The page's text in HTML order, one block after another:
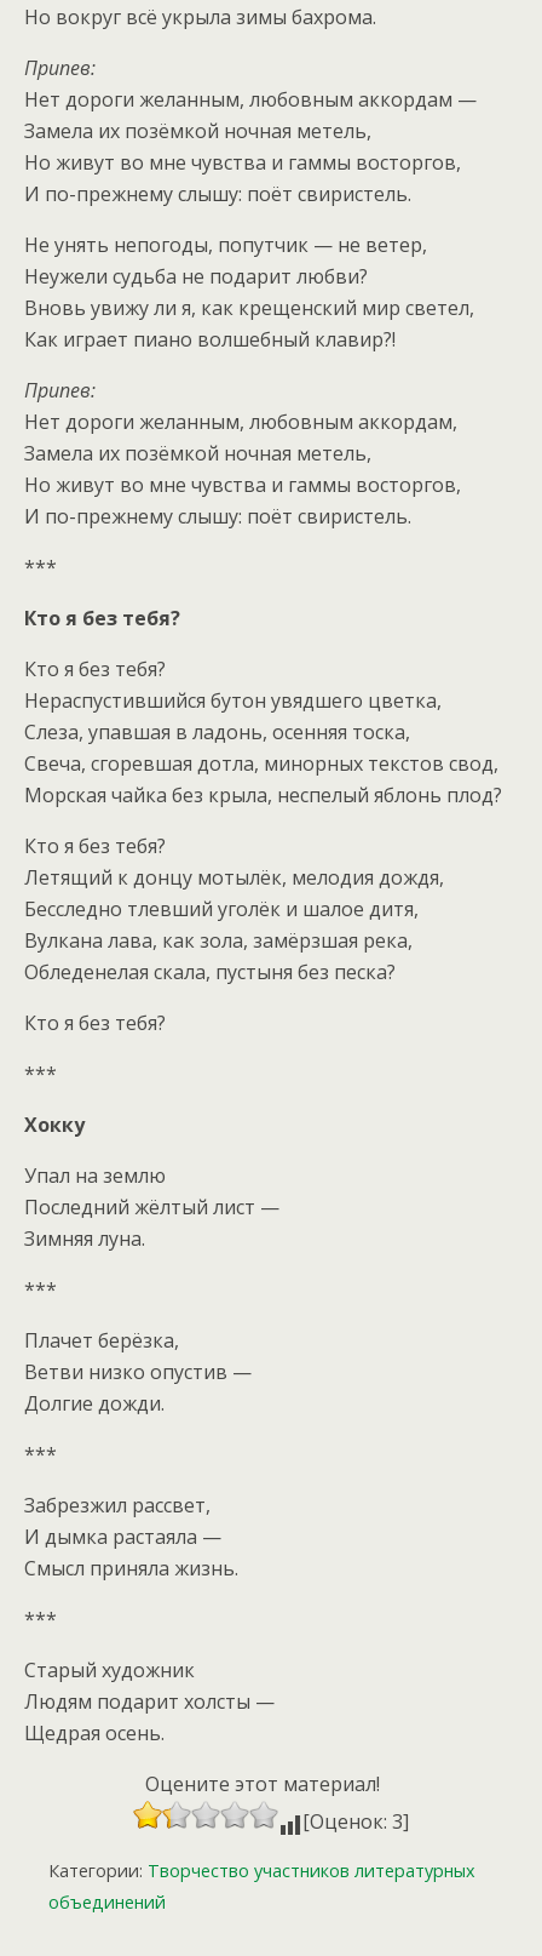
Но вокруг всё укрыла зимы бахрома.
Припев:
Нет дороги желанным, любовным аккордам —
Замела их позёмкой ночная метель,
Но живут во мне чувства и гаммы восторгов,
И по-прежнему слышу: поёт свиристель.
Не унять непогоды, попутчик — не ветер,
Неужели судьба не подарит любви?
Вновь увижу ли я, как крещенский мир светел,
Как играет пиано волшебный клавир?!
Припев:
Нет дороги желанным, любовным аккордам,
Замела их позёмкой ночная метель,
Но живут во мне чувства и гаммы восторгов,
И по-прежнему слышу: поёт свиристель.
***
Кто я без тебя?
Кто я без тебя?
Нераспустившийся бутон увядшего цветка,
Слеза, упавшая в ладонь, осенняя тоска,
Свеча, сгоревшая дотла, минорных текстов свод,
Морская чайка без крыла, неспелый яблонь плод?
Кто я без тебя?
Летящий к донцу мотылёк, мелодия дождя,
Бесследно тлевший уголёк и шалое дитя,
Вулкана лава, как зола, замёрзшая река,
Обледенелая скала, пустыня без песка?
Кто я без тебя?
***
Хокку
Упал на землю
Последний жёлтый лист —
Зимняя луна.
***
Плачет берёзка,
Ветви низко опустив —
Долгие дожди.
***
Забрезжил рассвет,
И дымка растаяла —
Смысл приняла жизнь.
***
Старый художник
Людям подарит холсты —
Щедрая осень.
Оцените этот материал!
[Оценок: 3]
Категории: Творчество участников литературных
объединений